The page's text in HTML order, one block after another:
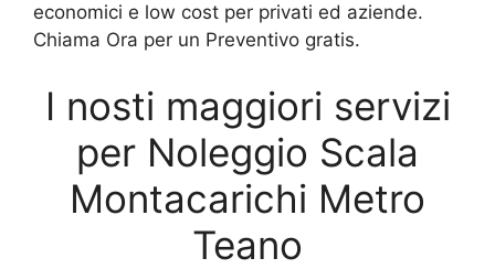
economici e low cost per privati ed aziende.
Chiama Ora per un Preventivo gratis.
I nosti maggiori servizi
per Noleggio Scala
Montacarichi Metro
Teano